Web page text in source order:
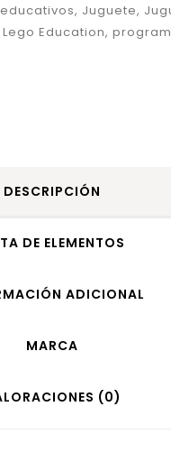
, Juguete,
Lego Education,
DESCRIPCIÓN
DE ELEMENTOS
ADICIONAL
MARCA
(0)